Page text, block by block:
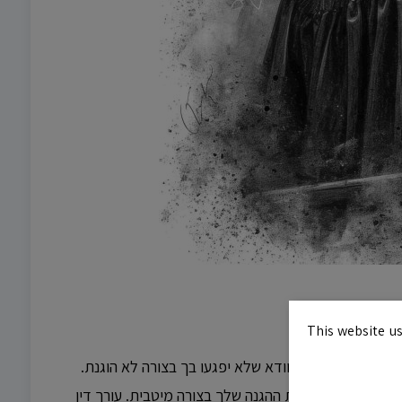
המשפטי ולוודא שלא יפגעו בך בצורה לא הוגנת.
לך ולנהל את ההגנה שלך בצורה מיטבית. עורך דין
This website